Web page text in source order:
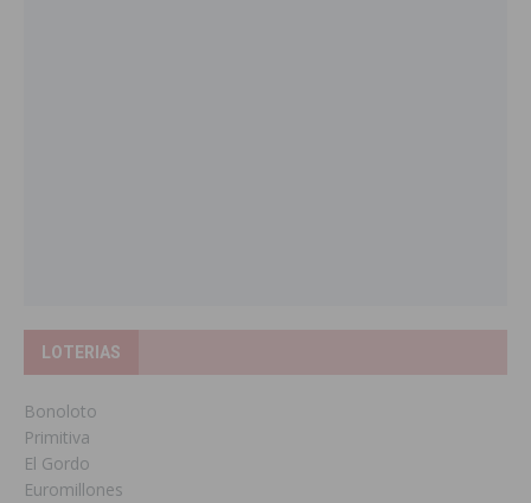
LOTERIAS
Bonoloto
Primitiva
El Gordo
Euromillones